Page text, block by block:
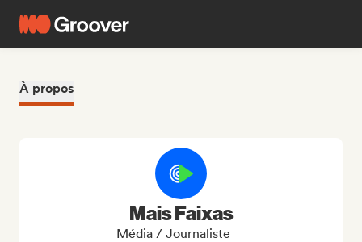
À propos
Mais Faixas
Média / Journaliste